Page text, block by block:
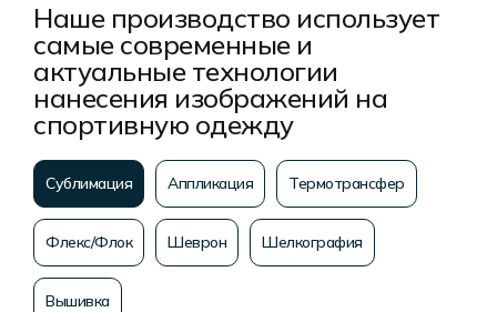
Наше производство использует
самые современные и
актуальные технологии
нанесения изображений на
спортивную одежду
Сублимация Аппликация Термотрансфер
Флекс/Флок Шеврон Шелкография
Вышивка